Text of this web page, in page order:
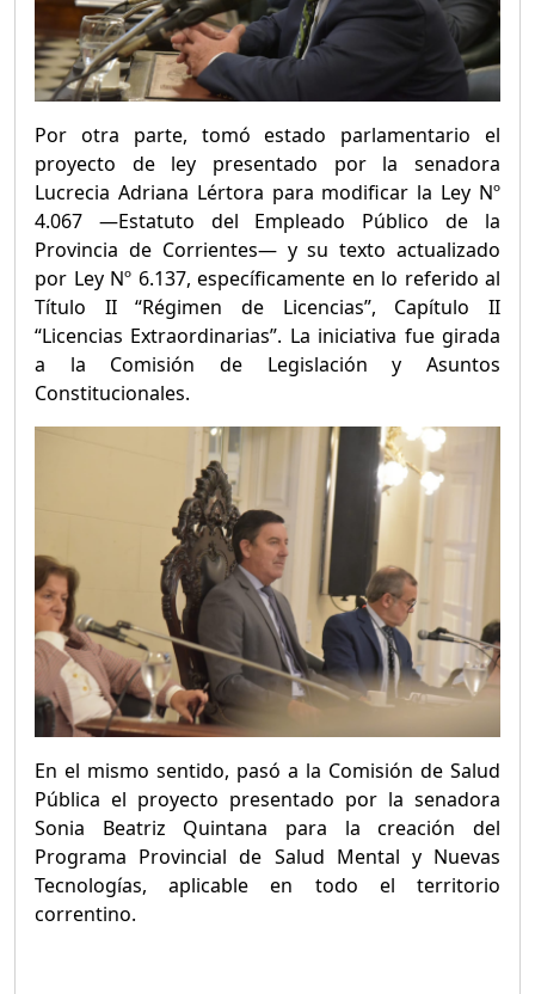
Por otra parte, tomó estado parlamentario el
proyecto de ley presentado por la senadora
Lucrecia Adriana Lértora para modificar la Ley Nº
4.067 —Estatuto del Empleado Público de la
Provincia de Corrientes— y su texto actualizado
por Ley Nº 6.137, específicamente en lo referido al
Título II “Régimen de Licencias”, Capítulo II
“Licencias Extraordinarias”. La iniciativa fue girada
a la Comisión de Legislación y Asuntos
Constitucionales.
En el mismo sentido, pasó a la Comisión de Salud
Pública el proyecto presentado por la senadora
Sonia Beatriz Quintana para la creación del
Programa Provincial de Salud Mental y Nuevas
Tecnologías, aplicable en todo el territorio
correntino.